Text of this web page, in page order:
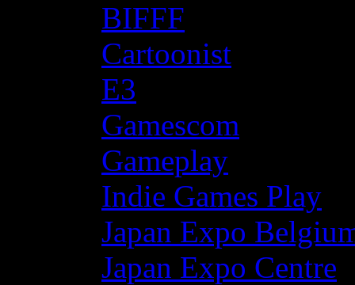
BIFFF
Cartoonist
E3
Gamescom
Gameplay
Indie Games Play
Japan Expo
Japan Expo Centre